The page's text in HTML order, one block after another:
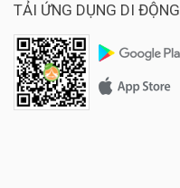
TẢI ỨNG DỤNG DI ĐỘNG